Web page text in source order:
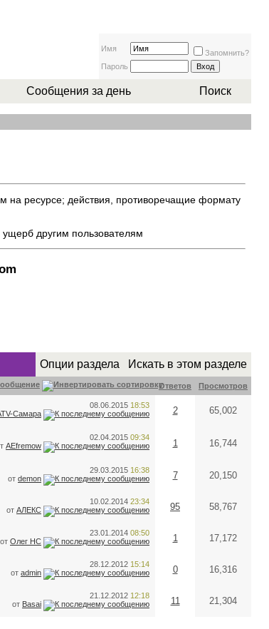
Имя
Запомнить?
Пароль
Сообщения за день Поиск
на ресурсе; действия, противоречащие формату
другим пользователям
Опции раздела Искать в этом разделе
Ответов Просмотров
08.06.2015 18:53
Самара 2 65,002
02.04.2015 09:34
AEfremow 1 16,744
29.03.2015 16:38
от demon 7 20,150
10.02.2014 23:34
от АЛЕКС 95 58,767
23.01.2014 08:50
от Олег НС 1 17,172
28.12.2012 15:14
от admin 0 16,316
21.12.2012 12:18
от Basai 11 21,304